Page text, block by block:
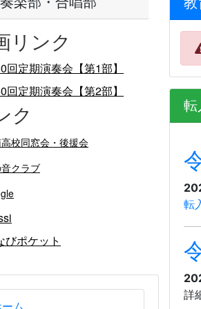
リンク
回定期演奏会【第1部】
回定期演奏会【第2部】
ク
校同窓会・後援会
音クラブ
びポケット
転
転
詳